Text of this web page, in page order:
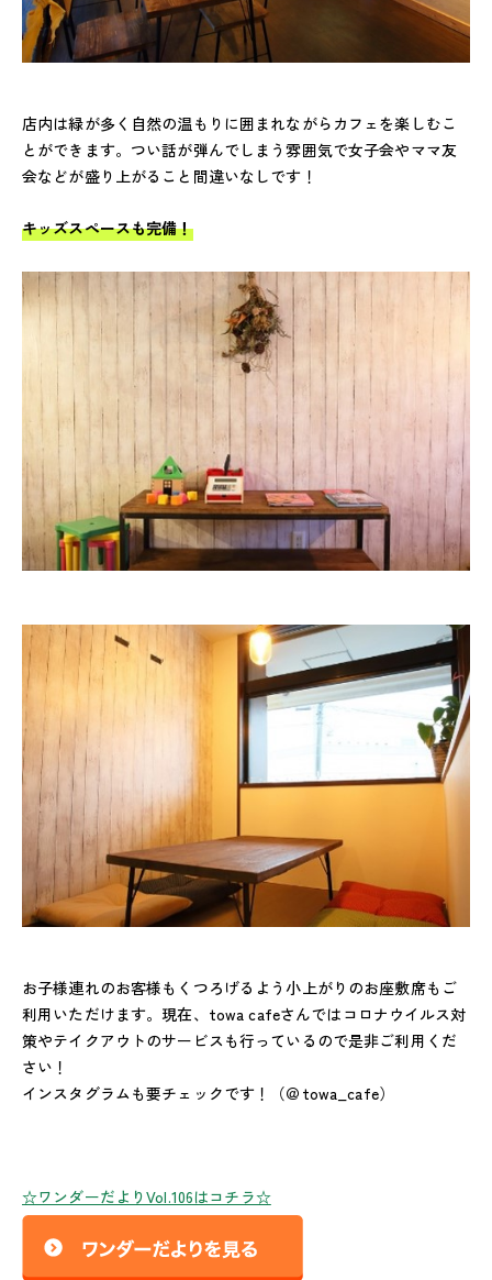
店内は緑が多く自然の温もりに囲まれながらカフェを楽しむこ
とができます。つい話が弾んでしまう雰囲気で女子会やママ友
会などが盛り上がること間違いなしです！
キッズスペースも完備！
お子様連れのお客様もくつろげるよう小上がりのお座敷席もご
利用いただけます。現在、towa cafeさんではコロナウイルス対
策やテイクアウトのサービスも行っているので是非ご利用くだ
さい！
インスタグラムも要チェックです！（＠towa_cafe）
☆ワンダーだよりVol.106はコチラ☆